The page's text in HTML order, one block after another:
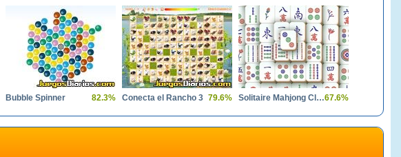
Bubble Spinner 82.3% Conecta el Rancho 3 79.6% Solitaire Mahjong Classic67.6%